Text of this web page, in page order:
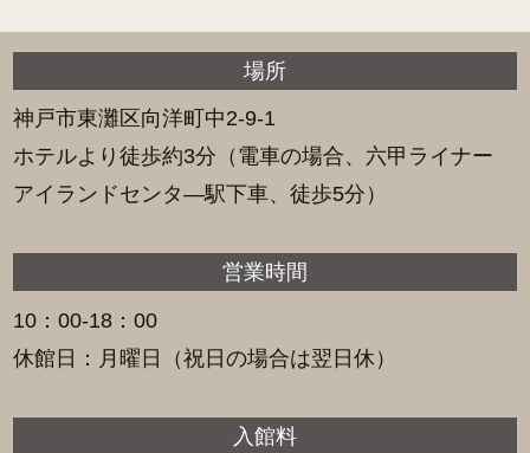
場所
神戸市東灘区向洋町中2-9-1
ホテルより徒歩約3分（電車の場合、六甲ライナー
アイランドセンタ―駅下車、徒歩5分）
営業時間
10：00-18：00
休館日：月曜日（祝日の場合は翌日休）
入館料